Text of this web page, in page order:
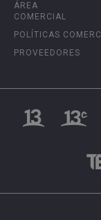
ÁREA
COMERCIAL
POLÍTICAS
PROVEEDORES